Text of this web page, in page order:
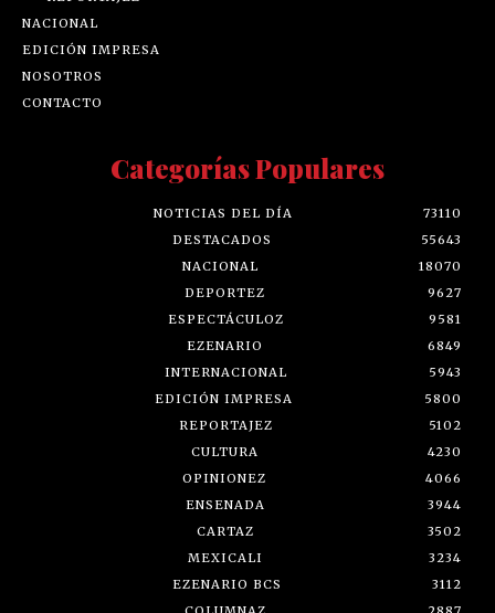
NACIONAL
EDICIÓN IMPRESA
NOSOTROS
CONTACTO
Categorías Populares
NOTICIAS DEL DÍA
73110
DESTACADOS
55643
NACIONAL
18070
DEPORTEZ
9627
ESPECTÁCULOZ
9581
EZENARIO
6849
INTERNACIONAL
5943
EDICIÓN IMPRESA
5800
REPORTAJEZ
5102
CULTURA
4230
OPINIONEZ
4066
ENSENADA
3944
CARTAZ
3502
MEXICALI
3234
EZENARIO BCS
3112